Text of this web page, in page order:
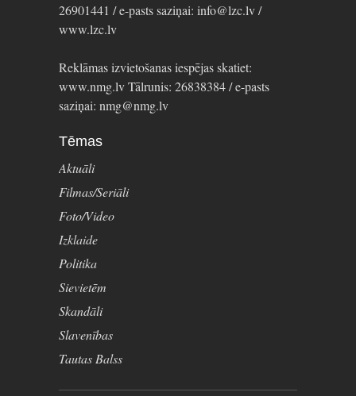
26901441 / e-pasts saziņai: info@lzc.lv /
www.lzc.lv
Reklāmas izvietošanas iespējas skatiet:
www.nmg.lv Tālrunis: 26838384 / e-pasts
saziņai: nmg@nmg.lv
Tēmas
Aktuāli
Filmas/Seriāli
Foto/Video
Izklaide
Politika
Sievietēm
Skandāli
Slavenības
Tautas Balss